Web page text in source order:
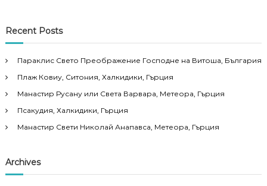
Recent Posts
Параклис Свето Преображение Господне на Витоша, България
Плаж Ковиу, Ситония, Халкидики, Гърция
Манастир Русану или Света Варвара, Метеора, Гърция
Псакудия, Халкидики, Гърция
Манастир Свети Николай Анапавса, Метеора, Гърция
Archives